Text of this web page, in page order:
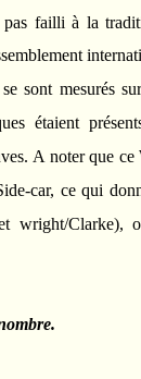
failli à la
sont mesurés
étaient
A noter que
car, ce qui
wright/Clarke),